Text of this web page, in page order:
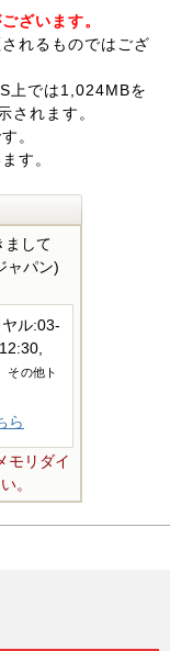
ざいます。
れるものではござ
上では1,024MBを
されます。
。
す。
まして
ャパン)
ル:03-
その他ト
ら
モリダイ
。